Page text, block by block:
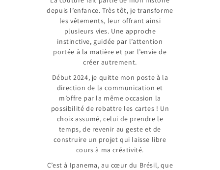
depuis l’enfance. Très tôt, je transforme
les vêtements, leur offrant ainsi
plusieurs vies. Une approche
instinctive, guidée par l’attention
portée à la matière et par l’envie de
créer autrement.
Début 2024, je quitte mon poste à la
direction de la communication et
m’offre par la même occasion la
possibilité de rebattre les cartes ! Un
choix assumé, celui de prendre le
temps, de revenir au geste et de
construire un projet qui laisse libre
cours à ma créativité.
C’est à Ipanema, au cœur du Brésil, que